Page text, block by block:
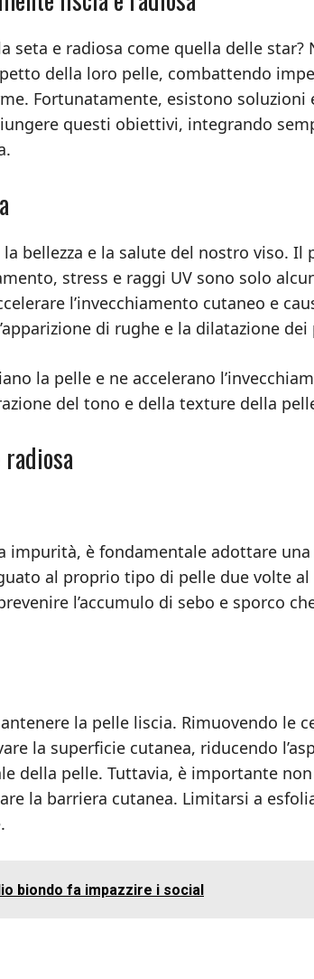
seta e radiosa come quella delle star?
della loro pelle, combattendo
Fortunatamente, esistono soluzioni
questi obiettivi, integrando
bellezza e la salute del nostro viso. Il
stress e raggi UV sono solo
l’invecchiamento cutaneo e
di rughe e la dilatazione dei
la pelle e ne accelerano
del tono e della texture della
impurità, è fondamentale adottare
al proprio tipo di pelle due volte
l’accumulo di sebo e sporco
la pelle liscia. Rimuovendo le
la superficie cutanea, riducendo
della pelle. Tuttavia, è importante non
la barriera cutanea. Limitarsi a
biondo fa impazzire i social